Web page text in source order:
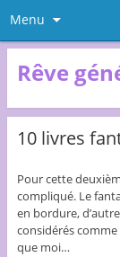
Menu
Rêve
10 livres
Pour cette
compliqué. Le
en bordure,
considérés
que moi…